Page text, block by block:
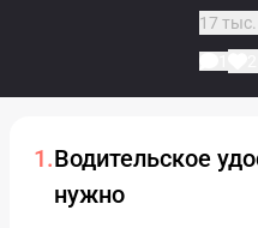
17
Водительское
нужно